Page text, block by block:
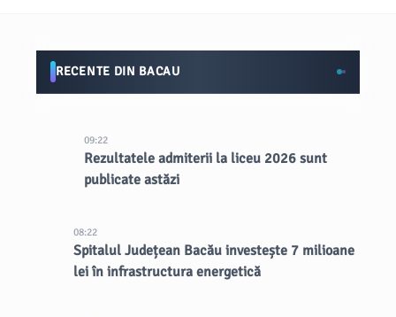
RECENTE DIN BACAU
09:22
Rezultatele admiterii la liceu 2026 sunt
publicate astăzi
08:22
Spitalul Județean Bacău investește 7 milioane
lei în infrastructura energetică